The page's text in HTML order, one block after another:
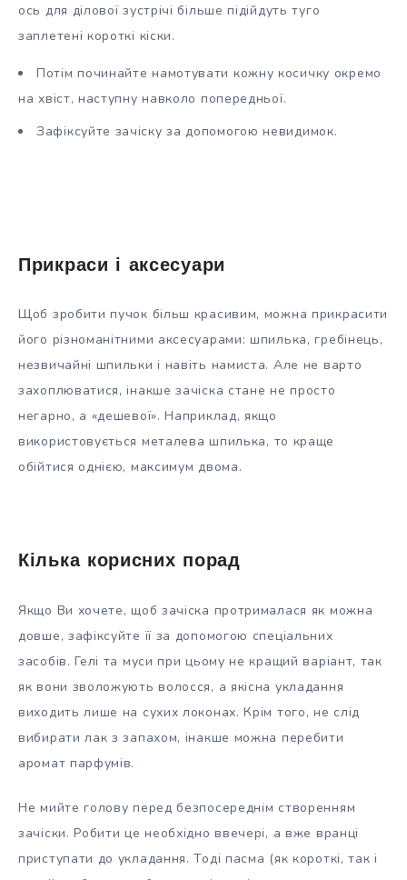
ось для ділової зустрічі більше підійдуть туго
заплетені короткі кіски.
Потім починайте намотувати кожну косичку окремо
на хвіст, наступну навколо попередньої.
Зафіксуйте зачіску за допомогою невидимок.
Прикраси і аксесуари
Щоб зробити пучок більш красивим, можна прикрасити
його різноманітними аксесуарами: шпилька, гребінець,
незвичайні шпильки і навіть намиста. Але не варто
захоплюватися, інакше зачіска стане не просто
негарно, а «дешевої». Наприклад, якщо
використовується металева шпилька, то краще
обійтися однією, максимум двома.
Кілька корисних порад
Якщо Ви хочете, щоб зачіска протрималася як можна
довше, зафіксуйте її за допомогою спеціальних
засобів. Гелі та муси при цьому не кращий варіант, так
як вони зволожують волосся, а якісна укладання
виходить лише на сухих локонах. Крім того, не слід
вибирати лак з запахом, інакше можна перебити
аромат парфумів.
Не мийте голову перед безпосереднім створенням
зачіски. Робити це необхідно ввечері, а вже вранці
приступати до укладання. Тоді пасма (як короткі, так і